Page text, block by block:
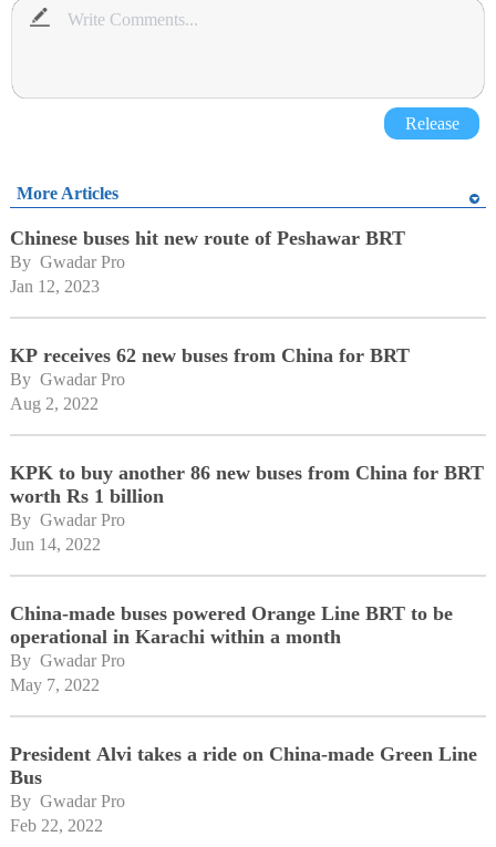
Release
More Articles
Chinese buses hit new route of Peshawar BRT
By Gwadar Pro
Jan 12, 2023
KP receives 62 new buses from China for BRT
By Gwadar Pro
Aug 2, 2022
KPK to buy another 86 new buses from China for BRT
worth Rs 1 billion
By Gwadar Pro
Jun 14, 2022
China-made buses powered Orange Line BRT to be
operational in Karachi within a month
By Gwadar Pro
May 7, 2022
President Alvi takes a ride on China-made Green Line
Bus
By Gwadar Pro
Feb 22, 2022